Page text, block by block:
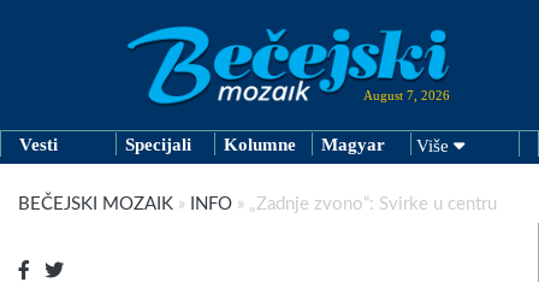
August 7, 2026
Vesti Specijali Kolumne Magyar Više
BEČEJSKI MOZAIK » INFO » „Zadnje zvono“: Svirke u centru